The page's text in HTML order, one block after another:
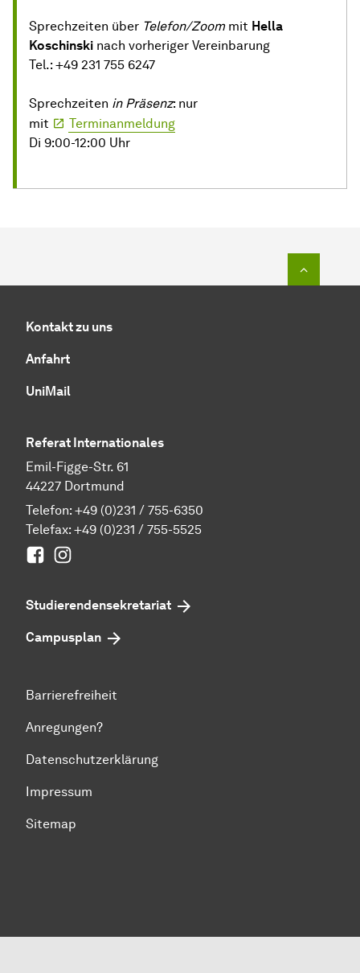
Sprechzeiten über Telefon/Zoommit Hella
Koschinski nach vorheriger Vereinbarung
Tel.: +49 231 755 6247
Sprechzeiten in Präsenz: nur
mit
Terminanmeldung
Di 9:00-12:00 Uhr
Kontakt zu uns
Anfahrt
UniMail
Referat Internationales
Emil-Figge-Str. 61
44227 Dortmund
Telefon: +49 (0)231 / 755-6350
Telefax: +49 (0)231 / 755-5525
Facebook
Studierenden­sekretariat
Campusplan
Barrierefreiheit
Anregungen?
Datenschutzerklärung
Impressum
Sitemap